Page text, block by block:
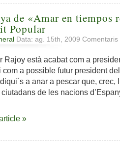
de «Amar en tiempos
Popular
Data: ag. 15th, 2009 Comentaris
Rajoy està acabat com a
i com a possible futur president
a anar a pescar que, crec,
de les nacions
»